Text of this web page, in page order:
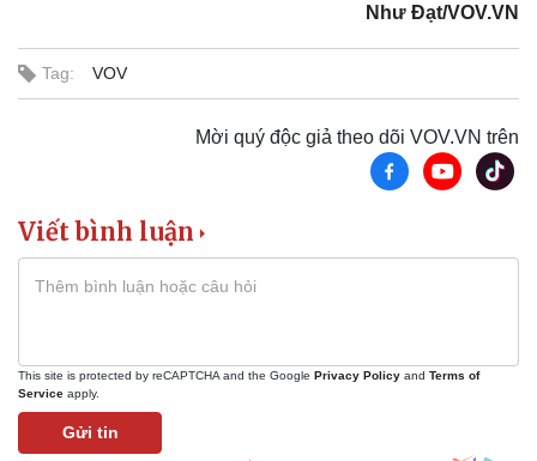
Như Đạt/VOV.VN
Tag: VOV
Mời quý độc giả theo dõi VOV.VN trên
Viết bình luận
This site is protected by reCAPTCHA and the Google Privacy Policy and Terms of
Service apply.
Gửi tin